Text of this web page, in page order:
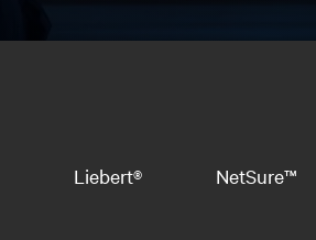
Liebert® NetSure™